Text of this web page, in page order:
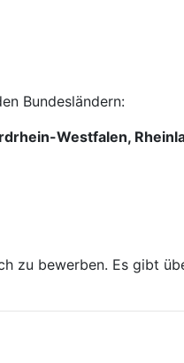
Bundesländern:
Westfalen,
zu bewerben. Es gibt